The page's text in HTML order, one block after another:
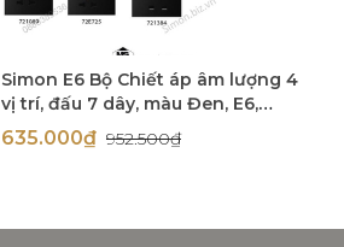
Simon E6 Bộ Chiết áp âm lượng 4
vị trí, đấu 7 dây, màu Đen, E6,
72E622-26
635.000₫ 952.500₫